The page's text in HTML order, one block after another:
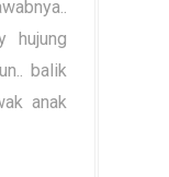
hujung
balik
anak